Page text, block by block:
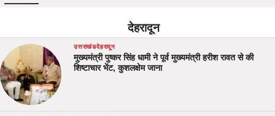
देहरादून
उत्तराखंडदेहरादून
मुख्यमंत्री पुष्कर सिंह धामी ने पूर्व मुख्यमंत्री हरीश रावत से की
शिष्टाचार भेंट, कुशलक्षेम जाना